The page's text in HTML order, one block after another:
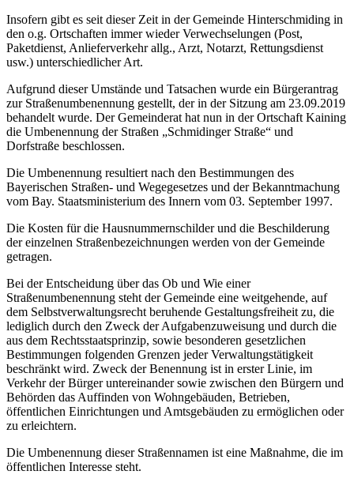
Insofern gibt es seit dieser Zeit in der Gemeinde Hinterschmiding in
den o.g. Ortschaften immer wieder Verwechselungen (Post,
Paketdienst, Anlieferverkehr allg., Arzt, Notarzt, Rettungsdienst
usw.) unterschiedlicher Art.
Aufgrund dieser Umstände und Tatsachen wurde ein Bürgerantrag
zur Straßenumbenennung gestellt, der in der Sitzung am 23.09.2019
behandelt wurde. Der Gemeinderat hat nun in der Ortschaft Kaining
die Umbenennung der Straßen „Schmidinger Straße“ und
Dorfstraße beschlossen.
Die Umbenennung resultiert nach den Bestimmungen des
Bayerischen Straßen- und Wegegesetzes und der Bekanntmachung
vom Bay. Staatsministerium des Innern vom 03. September 1997.
Die Kosten für die Hausnummernschilder und die Beschilderung
der einzelnen Straßenbezeichnungen werden von der Gemeinde
getragen.
Bei der Entscheidung über das Ob und Wie einer
Straßenumbenennung steht der Gemeinde eine weitgehende, auf
dem Selbstverwaltungsrecht beruhende Gestaltungsfreiheit zu, die
lediglich durch den Zweck der Aufgabenzuweisung und durch die
aus dem Rechtsstaatsprinzip, sowie besonderen gesetzlichen
Bestimmungen folgenden Grenzen jeder Verwaltungstätigkeit
beschränkt wird. Zweck der Benennung ist in erster Linie, im
Verkehr der Bürger untereinander sowie zwischen den Bürgern und
Behörden das Auffinden von Wohngebäuden, Betrieben,
öffentlichen Einrichtungen und Amtsgebäuden zu ermöglichen oder
zu erleichtern.
Die Umbenennung dieser Straßennamen ist eine Maßnahme, die im
öffentlichen Interesse steht.